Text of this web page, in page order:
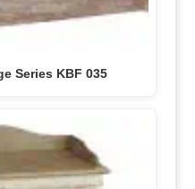
Series KBF 035